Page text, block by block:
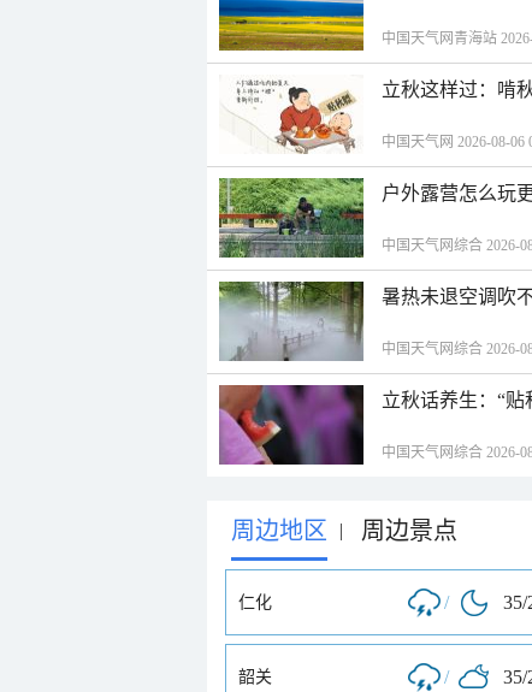
中国天气网青海站
立秋这样过：啃
中国天气网 2026-08-06
户外露营怎么玩
中国天气网综合 2026-
暑热未退空调吹
中国天气网综合 2026-
立秋话养生：“
中国天气网综合 2026-
周边地区 | 周边景点
仁化 / 35/
韶关 / 35/